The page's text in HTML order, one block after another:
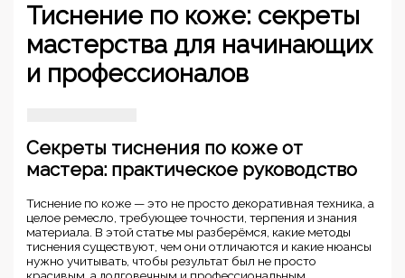
Тиснение по коже: секреты
мастерства для начинающих
и профессионалов
Секреты тиснения по коже от
мастера: практическое руководство
Тиснение по коже — это не просто декоративная техника, а
целое ремесло, требующее точности, терпения и знания
материала. В этой статье мы разберёмся, какие методы
тиснения существуют, чем они отличаются и какие нюансы
нужно учитывать, чтобы результат был не просто